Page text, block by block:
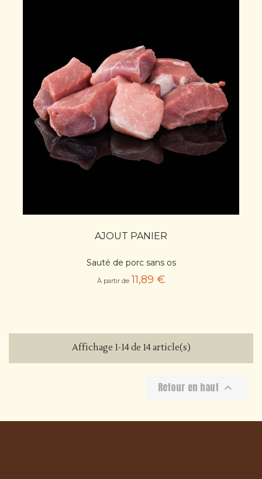
AJOUT PANIER
Sauté de porc sans os
À partir de 11,89 €
Affichage 1-14 de 14 article(s)
Retour en haut 